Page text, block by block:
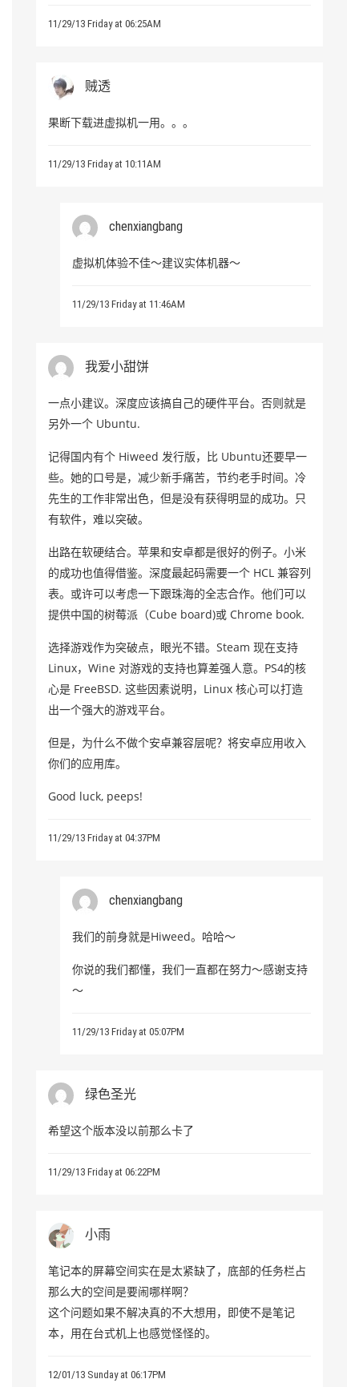
11/29/13 Friday at 06:25AM
贼透
果断下载进虚拟机一用。。。
11/29/13 Friday at 10:11AM
chenxiangbang
虚拟机体验不佳～建议实体机器～
11/29/13 Friday at 11:46AM
我爱小甜饼
一点小建议。深度应该搞自己的硬件平台。否则就是
另外一个 Ubuntu.
记得国内有个 Hiweed 发行版，比 Ubuntu还要早一
些。她的口号是，减少新手痛苦，节约老手时间。冷
先生的工作非常出色，但是没有获得明显的成功。只
有软件，难以突破。
出路在软硬结合。苹果和安卓都是很好的例子。小米
的成功也值得借鉴。深度最起码需要一个 HCL 兼容列
表。或许可以考虑一下跟珠海的全志合作。他们可以
提供中国的树莓派（Cube board)或 Chrome book.
选择游戏作为突破点，眼光不错。Steam 现在支持
Linux，Wine 对游戏的支持也算差强人意。PS4的核
心是 FreeBSD. 这些因素说明，Linux 核心可以打造
出一个强大的游戏平台。
但是，为什么不做个安卓兼容层呢？将安卓应用收入
你们的应用库。
Good luck, peeps!
11/29/13 Friday at 04:37PM
chenxiangbang
我们的前身就是Hiweed。哈哈～
你说的我们都懂，我们一直都在努力～感谢支持
～
11/29/13 Friday at 05:07PM
绿色圣光
希望这个版本没以前那么卡了
11/29/13 Friday at 06:22PM
小雨
笔记本的屏幕空间实在是太紧缺了，底部的任务栏占
那么大的空间是要闹哪样啊？
这个问题如果不解决真的不大想用，即使不是笔记
本，用在台式机上也感觉怪怪的。
12/01/13 Sunday at 06:17PM